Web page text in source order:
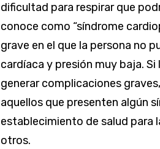
dificultad para respirar que
conoce como “síndrome
grave en el que la persona no
cardíaca y presión muy baja.
generar complicaciones
aquellos que presenten algún
establecimiento de salud para
otros.